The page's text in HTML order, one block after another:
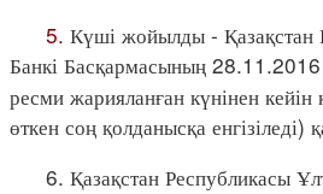
5. Күші жойылды - Қазақстан
Банкі Басқармасының 28.11.2016
ресми жарияланған күнінен кейін
өткен соң қолданысқа енгізіледі)
6. Қазақстан Республикасы